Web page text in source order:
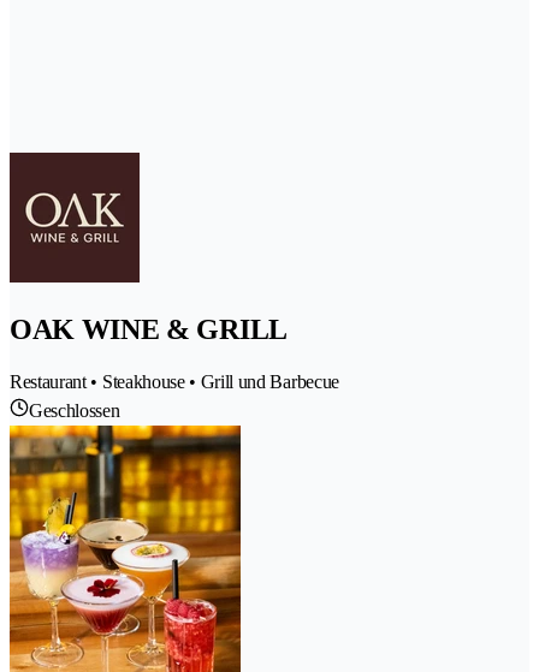
OAK WINE & GRILL
Restaurant • Steakhouse • Grill und Barbecue
Geschlossen